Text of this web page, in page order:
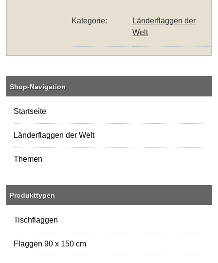
Kategorie:
Länderflaggen der
Welt
Shop-Navigation
Startseite
Länderflaggen der Welt
Themen
Produkttypen
Tischflaggen
Flaggen 90 x 150 cm